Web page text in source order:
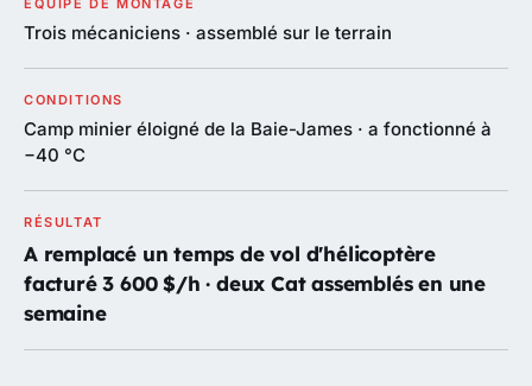
ÉQUIPE DE MONTAGE
Trois mécaniciens · assemblé sur le terrain
CONDITIONS
Camp minier éloigné de la Baie-James · a fonctionné à
−40 °C
RÉSULTAT
A remplacé un temps de vol d'hélicoptère
facturé 3 600 $/h · deux Cat assemblés en une
semaine